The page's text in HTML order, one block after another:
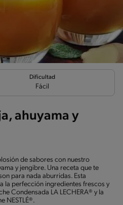
Dificultad
Fácil
ahuyama y
de sabores con nuestro
y jengibre. Una receta que te
para nada aburridas. Esta
la perfección ingredientes frescos y
Condensada LA LECHERA® y la
NESTLÉ®.